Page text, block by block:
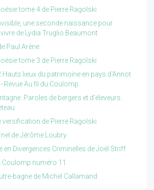
tome 4 de Pierre Ragolski
une seconde naissance pour
de Lydia Truglio Beaumont
Paul Arène
tome 3 de Pierre Ragolski
Hauts lieux du patrimoine en pays d'Annot
Revue Au fil du Coulomp
Paroles de bergers et d'éleveurs.
versification de Pierre Ragolski
de Jérôme Loubry
en Divergences Criminelles de Joël Striff
Coulomp numéro 11
bagne de Michel Callamand